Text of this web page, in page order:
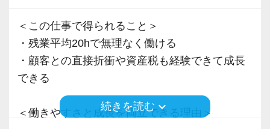
＜この仕事で得られること＞
・残業平均20hで無理なく働ける
・顧客との直接折衝や資産税も経験できて成長
できる
＜働きやすさと成長を両立できる理由＞
続きを読むkeyboard_arrow_down